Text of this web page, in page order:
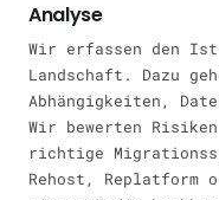
Analyse
Wir erfassen den
Landschaft. Dazu
Abhängigkeiten,
Wir bewerten
richtige
Rehost, Replatform